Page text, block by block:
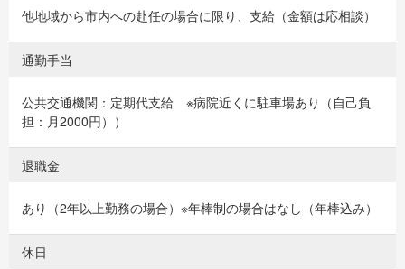
他地域から市内への赴任の場合に限り、支給（金額は応相談）
通勤手当
公共交通機関：定期代支給 ※病院近くに駐車場あり（自己負
担：月2000円））
退職金
あり（2年以上勤務の場合）※年棒制の場合はなし（年棒込み）
休日